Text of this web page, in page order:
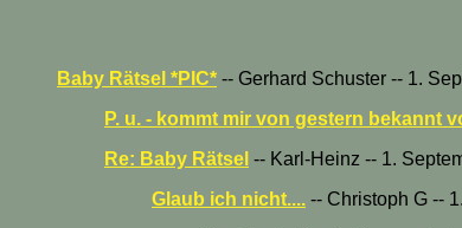
Baby Rätsel *PIC* -- Gerhard Schuster -- 1.
P. u. - kommt mir von gestern bekannt
Re: Baby Rätsel -- Karl-Heinz -- 1.
Glaub ich nicht.... -- Christoph G --